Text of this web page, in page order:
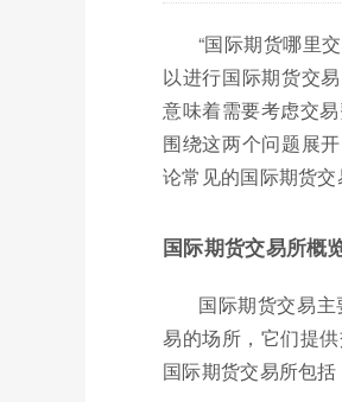
“国际期货哪里
以进行国际期货交
意味着需要考虑交
围绕这两个问题展
论常见的国际期货
国际期货交易所概
国际期货交易
易的场所，它们提
国际期货交易所包括